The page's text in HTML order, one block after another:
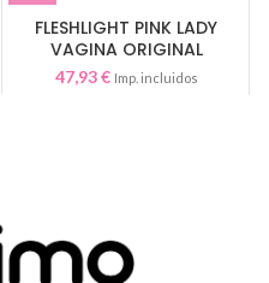
FLESHLIGHT PINK LADY
VAGINA ORIGINAL
47,93€ Imp. incluidos